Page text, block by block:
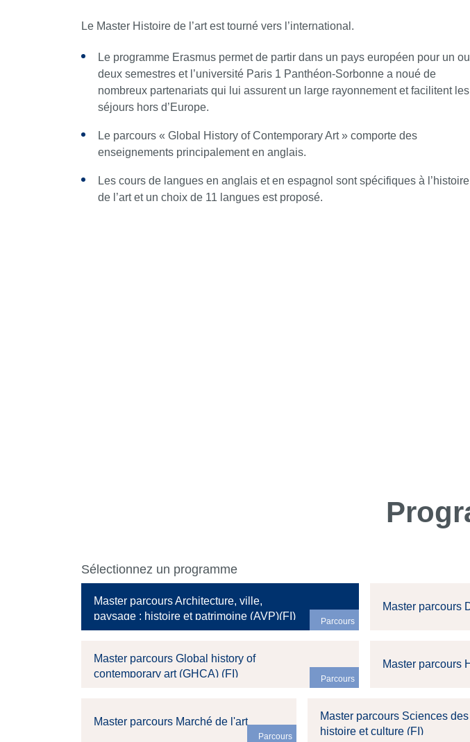
Le Master Histoire de l’art est tourné vers l’international.
Le programme Erasmus permet de partir dans un pays européen pour un ou
deux semestres et l’université Paris 1 Panthéon-Sorbonne a noué de
nombreux partenariats qui lui assurent un large rayonnement et facilitent les
séjours hors d’Europe.
Le parcours « Global History of Contemporary Art » comporte des
enseignements principalement en anglais.
Les cours de langues en anglais et en espagnol sont spécifiques à l’histoire
de l’art et un choix de 11 langues est proposé.
Sélectionnez un programme
Master parcours Architecture, ville,
paysage : histoire et patrimoine (AVP)(FI)
Parcours
Master parcours
Master parcours Global history of
contemporary art (GHCA) (FI)
Parcours
Master parcours
Master parcours Marché de l'art
Parcours
Master parcours Sciences
histoire et culture (FI)